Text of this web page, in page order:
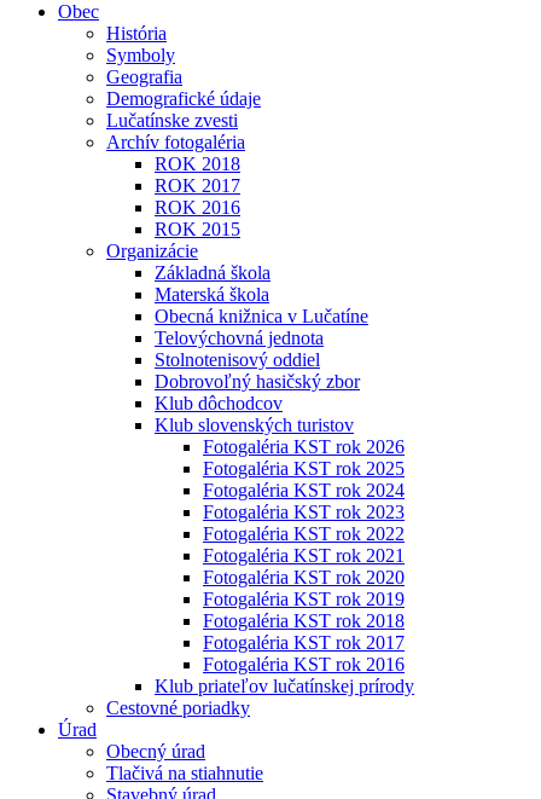
Obec
História
Symboly
Geografia
Demografické údaje
Lučatínske zvesti
Archív fotogaléria
ROK 2018
ROK 2017
ROK 2016
ROK 2015
Organizácie
Základná škola
Materská škola
Obecná knižnica v Lučatíne
Telovýchovná jednota
Stolnotenisový oddiel
Dobrovoľný hasičský zbor
Klub dôchodcov
Klub slovenských turistov
Fotogaléria KST rok 2026
Fotogaléria KST rok 2025
Fotogaléria KST rok 2024
Fotogaléria KST rok 2023
Fotogaléria KST rok 2022
Fotogaléria KST rok 2021
Fotogaléria KST rok 2020
Fotogaléria KST rok 2019
Fotogaléria KST rok 2018
Fotogaléria KST rok 2017
Fotogaléria KST rok 2016
Klub priateľov lučatínskej prírody
Cestovné poriadky
Úrad
Obecný úrad
Tlačivá na stiahnutie
Stavebný úrad